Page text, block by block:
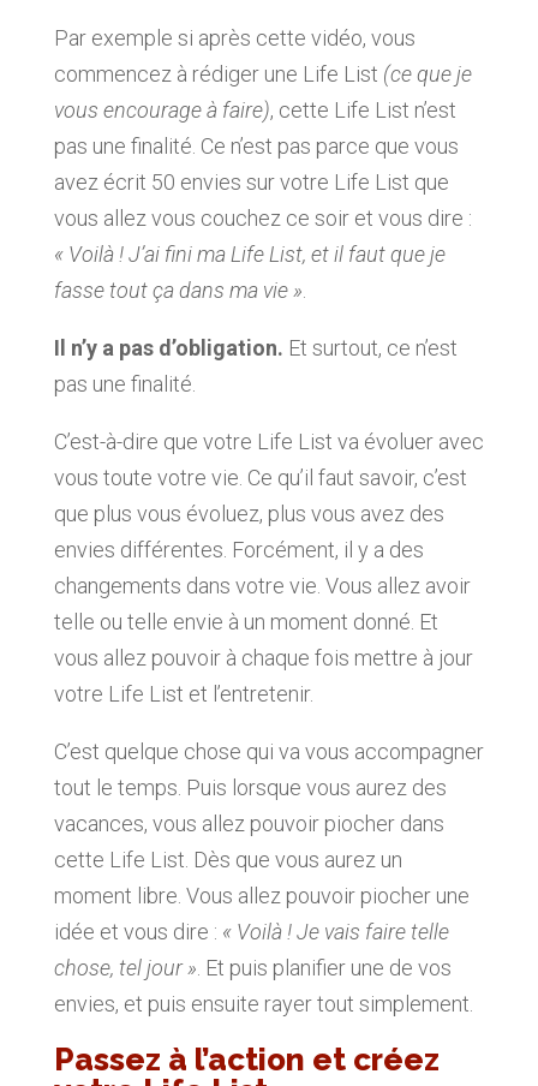
Par exemple si après cette vidéo, vous
commencez à rédiger une Life List (ce que je
vous encourage à faire), cette Life List n’est
pas une finalité. Ce n’est pas parce que vous
avez écrit 50 envies sur votre Life List que
vous allez vous couchez ce soir et vous dire :
« Voilà ! J’ai fini ma Life List, et il faut que je
fasse tout ça dans ma vie ».
Il n’y a pas d’obligation. Et surtout, ce n’est
pas une finalité.
C’est-à-dire que votre Life List va évoluer avec
vous toute votre vie. Ce qu’il faut savoir, c’est
que plus vous évoluez, plus vous avez des
envies différentes. Forcément, il y a des
changements dans votre vie. Vous allez avoir
telle ou telle envie à un moment donné. Et
vous allez pouvoir à chaque fois mettre à jour
votre Life List et l’entretenir.
C’est quelque chose qui va vous accompagner
tout le temps. Puis lorsque vous aurez des
vacances, vous allez pouvoir piocher dans
cette Life List. Dès que vous aurez un
moment libre. Vous allez pouvoir piocher une
idée et vous dire : « Voilà ! Je vais faire telle
chose, tel jour ». Et puis planifier une de vos
envies, et puis ensuite rayer tout simplement.
Passez à l’action et créez